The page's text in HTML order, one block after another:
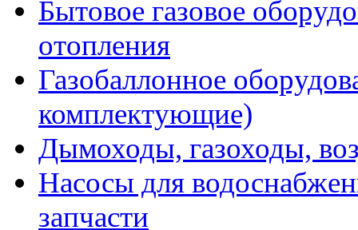
Бытовое газовое
отопления
Газобаллонное
комплектующие)
Дымоходы, газоходы,
Насосы для
запчасти